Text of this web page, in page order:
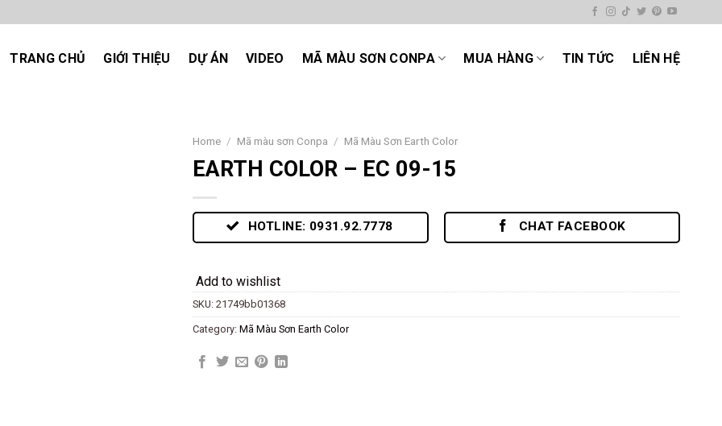
TRANG CHỦ GIỚI THIỆU DỰ ÁN VIDEO MÃ MÀU SƠN CONPA MUA HÀNG TIN TỨC LIÊN HỆ
Home / Mã màu sơn Conpa / Mã Màu Sơn Earth Color
EARTH COLOR – EC 09-15
HOTLINE: 0931.92.7778 CHAT FACEBOOK
Add to wishlist
SKU: 21749bb01368
Category: Mã Màu Sơn Earth Color